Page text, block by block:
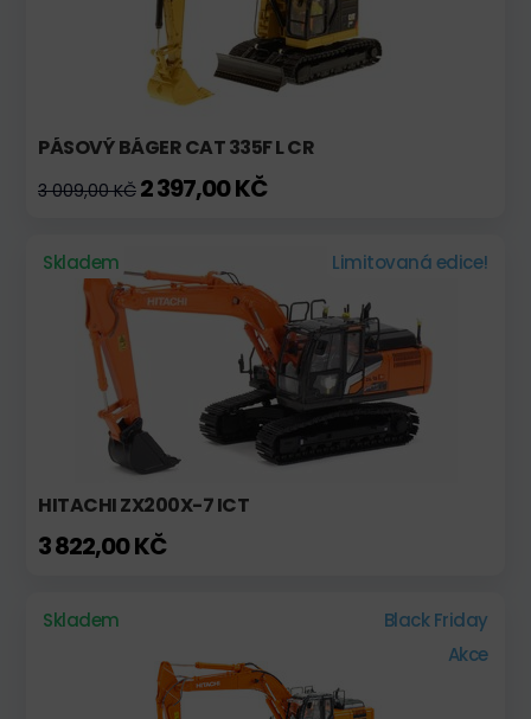
PÁSOVÝ BÁGER CAT 335F L CR
3 009,00 KČ 2 397,00 KČ
Skladem Limitovaná edice!
HITACHI ZX200X-7 ICT
3 822,00 KČ
Skladem
Black Friday
Akce